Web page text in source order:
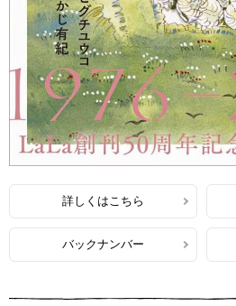
詳しくはこちら
バックナンバー